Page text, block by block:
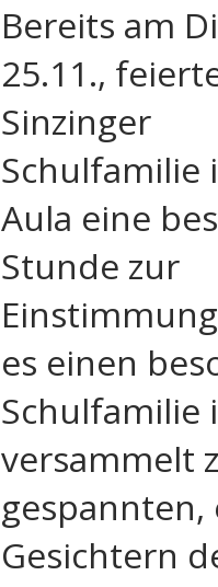
Bereits am
25.11.,
Sinzinger
Schulfamilie
Aula eine
Stunde zur
es einen
Schulfamilie
versammelt
Gesichtern